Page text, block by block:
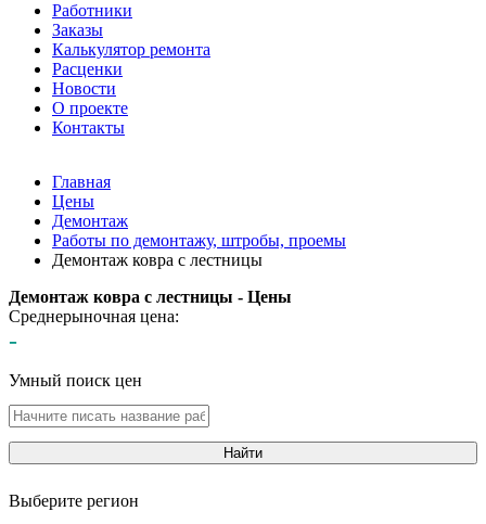
Работники
Заказы
Калькулятор ремонта
Расценки
Новости
О проекте
Контакты
Главная
Цены
Демонтаж
Работы по демонтажу, штробы, проемы
Демонтаж ковра с лестницы
Демонтаж ковра с лестницы - Цены
Среднерыночная цена:
-
Умный поиск цен
Найти
Выберите регион